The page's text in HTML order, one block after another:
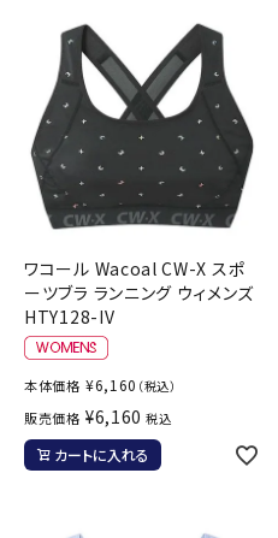
ワコール Wacoal CW-X スポ
ーツブラ ランニング ウィメンズ
HTY128-IV
本体価格 ¥6,160 （税込）
販売価格 ¥6,160 税込
カートに入れる